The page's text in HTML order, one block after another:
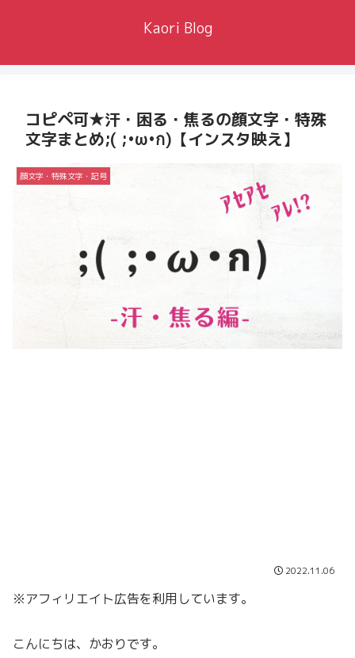
Kaori Blog
コピペ可★汗・困る・焦るの顔文字・特殊
文字まとめ;( ;•ω•ก)【インスタ映え】
顔文字・特殊文字・記号
2022.11.06
※アフィリエイト広告を利用しています。
こんにちは、かおりです。